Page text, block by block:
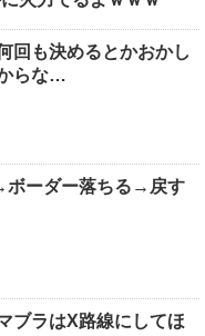
回も決めるとかおかし
らな…
ボーダー落ちる→戻す
ブラはX路線にしてほ